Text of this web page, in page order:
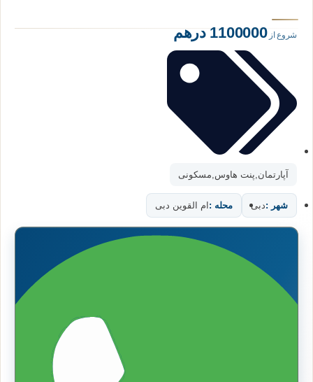
شروع از 1100000 درهم
آپارتمان,پنت هاوس, مسکونی
شهر : دبی محله :ام القوین دبی